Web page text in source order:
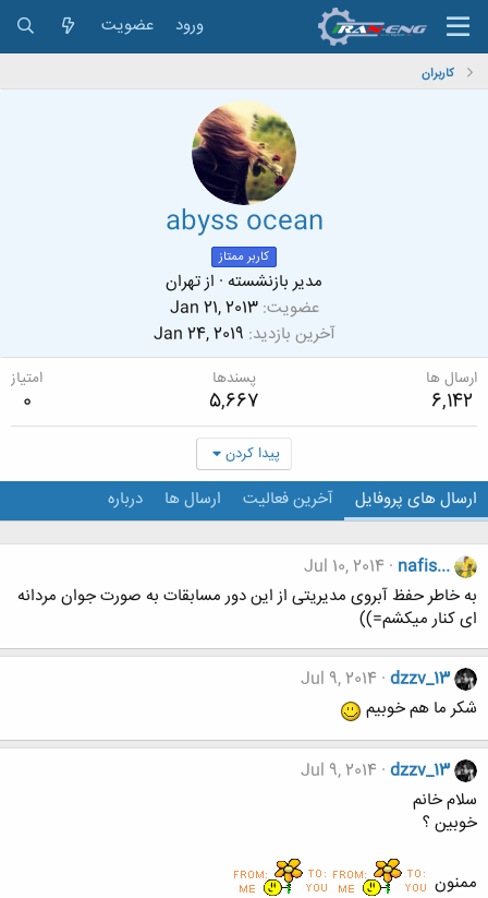
ورود عضویت
کاربران
abyss ocean
کاربر ممتاز
مدیر بازنشسته · ازتهران
عضویت Jan 21, 2013
آخرین بازدید Jan 24, 2019
ارسال ها
6,142
پسندها
5,667
امتیاز
0
پیدا کردن
ارسال های پروفایل آخرین فعالیت ارسال ها درباره
nafis...
Jul 10, 2014
به خاطر حفظ آبروی مدیریتی از این دور مسابقات به صورت جوان مردانه
ای کنار میکشم=))
dzzv_13
Jul 9, 2014
شکر ما هم خوبیم
dzzv_13
Jul 9, 2014
سلام خانم
خوبین ؟
ممنون